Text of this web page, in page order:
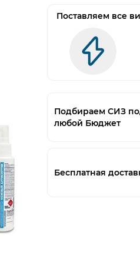
Поставляем все
Подбираем СИЗ
любой Бюджет
Бесплатная